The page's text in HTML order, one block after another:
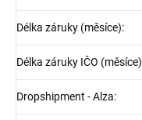
Délka záruky (měsíce):
Délka záruky IČO (měsíce)
Dropshipment - Alza: